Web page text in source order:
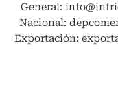
General:
Nacional:
Exportación: